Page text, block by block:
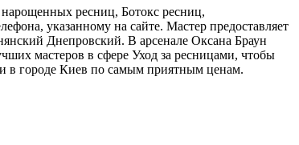
ресниц, Ботокс ресниц,
указанному на сайте. Мастер предоставляет
Днепровский. В арсенале Оксана Браун
мастеров в сфере Уход за ресницами, чтобы
в городе Киев по самым приятным ценам.